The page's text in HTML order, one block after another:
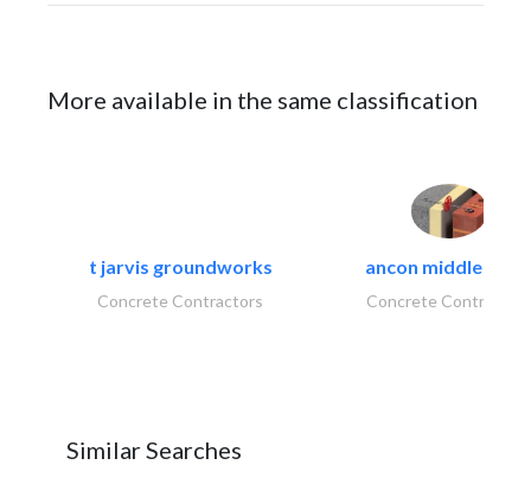
More available in the same classification
t jarvis groundworks
Concrete Contractors
ancon middle
Concrete Contractors
Similar Searches